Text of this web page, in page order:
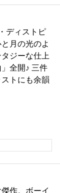
ディストピ
月の光のよ
ジーな仕上
全開♪ 三件
トにも余韻
作。ボーイ